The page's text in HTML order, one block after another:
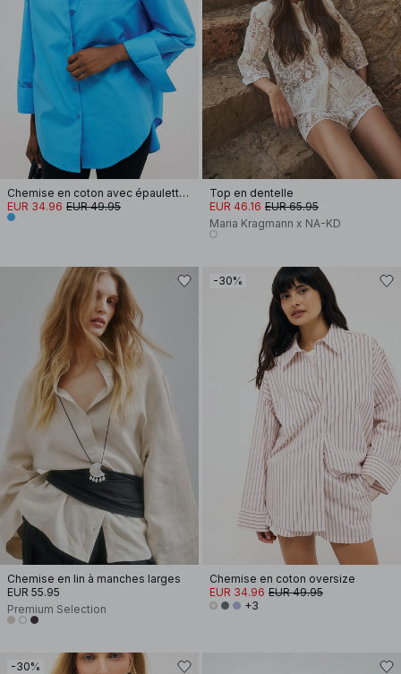
Chemise en coton avec épaulettes
EUR 34.96 EUR 49.95
Top en dentelle
EUR 46.16 EUR 65.95
Maria Kragmann x NA-KD
Chemise en lin à manches larges
EUR 55.95
Premium Selection
-30%
Chemise en coton oversize
EUR 34.96 EUR 49.95
+3
-30%